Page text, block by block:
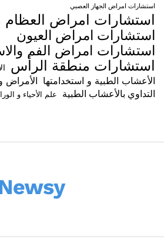
استشارات امراض الجهاز العصبي
استشارات امراض العظام
استشارات امراض العيون
استشارات امراض الفم
استشارات منطقة الرأس
الأعشاب الطبية و استخدامتها الأمراض
التداوي بالأعشاب الطبية علم الأحياء و